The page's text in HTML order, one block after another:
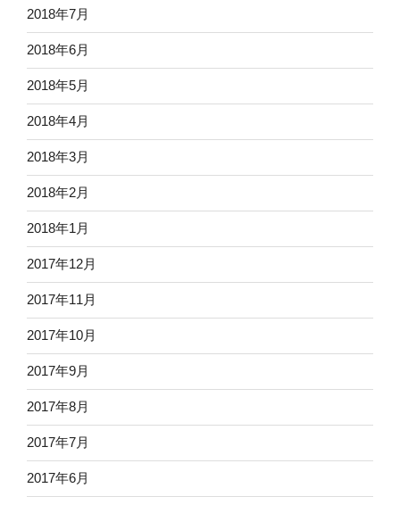
2018年7月
2018年6月
2018年5月
2018年4月
2018年3月
2018年2月
2018年1月
2017年12月
2017年11月
2017年10月
2017年9月
2017年8月
2017年7月
2017年6月